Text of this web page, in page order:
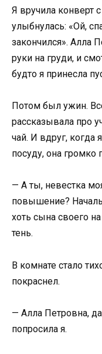
Я вручила конверт
улыбнулась: «Ой,
закончился». Алла
руки на груди, и
будто я принесла
Потом был ужин.
рассказывала про
чай. И вдруг, когда
посуду, она громко
— А ты, невестка
повышение?
хоть сына своего
тень.
В комнате стало
покраснел.
— Алла Петровна,
попросила я.